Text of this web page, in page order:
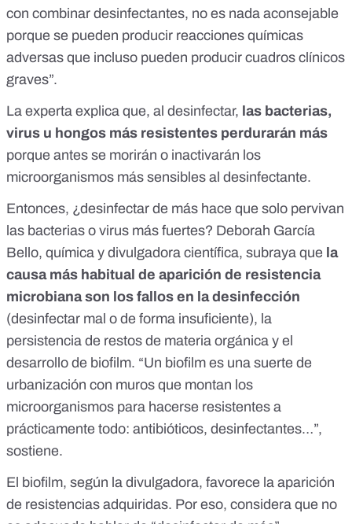
con combinar desinfectantes, no es nada aconsejable
porque se pueden producir reacciones químicas
adversas que incluso pueden producir cuadros clínicos
graves”.
La experta explica que, al desinfectar, las bacterias,
virus u hongos más resistentes perdurarán más
porque antes se morirán o inactivarán los
microorganismos más sensibles al desinfectante.
Entonces, ¿desinfectar de más hace que solo pervivan
las bacterias o virus más fuertes? Deborah García
Bello, química y divulgadora científica, subraya que la
causa más habitual de aparición de resistencia
microbiana son los fallos en la desinfección
(desinfectar mal o de forma insuficiente), la
persistencia de restos de materia orgánica y el
desarrollo de biofilm. “Un biofilm es una suerte de
urbanización con muros que montan los
microorganismos para hacerse resistentes a
prácticamente todo: antibióticos, desinfectantes…”,
sostiene.
El biofilm, según la divulgadora, favorece la aparición
de resistencias adquiridas. Por eso, considera que no